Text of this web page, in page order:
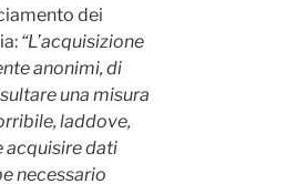
dei
“L’acquisizione
anonimi, di
una misura
laddove,
acquisire dati
necessario